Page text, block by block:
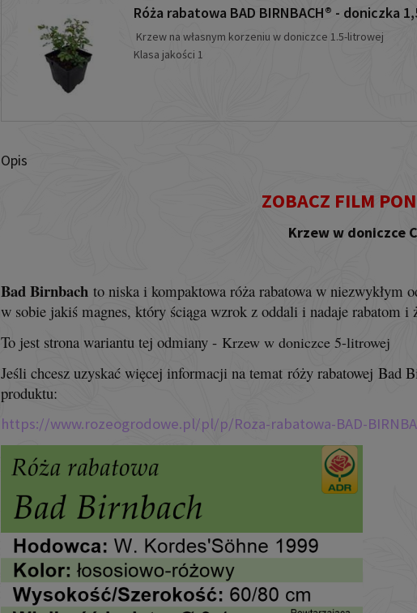
Opis
ZOBACZ FILM
Krzew w doniczce
Bad Birnbach to niska i kompaktowa róża rabatowa w niezwykłym
w sobie jakiś magnes, który ściąga wzrok z oddali i nadaje rabatom i
To jest strona wariantu tej odmiany - Krzew w doniczce 5-litrowej
Jeśli chcesz uzyskać więcej informacji na temat róży rabatowej Bad
produktu:
https://www.rozeogrodowe.pl/pl/p/Roza-rabatowa-BAD-
Róża rabatowa BAD BIRNBACH® - doniczka
Krzew na własnym korzeniu w doniczce 1.5-litrowej
Klasa jakości 1